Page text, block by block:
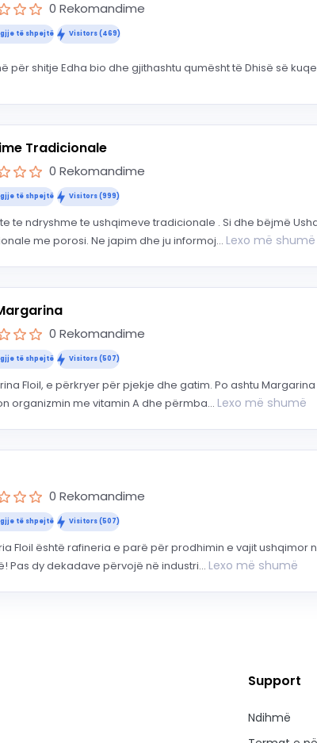
0 Rekomandime
të shpejtë Visitors (469)
për shitje Edha bio dhe gjithashtu qumësht të Dhisë së
Tradicionale
0 Rekomandime
të shpejtë Visitors (999)
te ndryshme te ushqimeve tradicionale . Si dhe bëjmë
me porosi. Ne japim dhe ju informoj... Lexo më shumë
0 Rekomandime
të shpejtë Visitors (507)
Floil, e përkryer për pjekje dhe gatim. Po ashtu Margarina
organizmin me vitamin A dhe përmba... Lexo më shumë
0 Rekomandime
të shpejtë Visitors (507)
Floil është rafineria e parë për prodhimin e vajit ushqimor
Pas dy dekadave përvojë në industri... Lexo më shumë
Support
Ndihmë